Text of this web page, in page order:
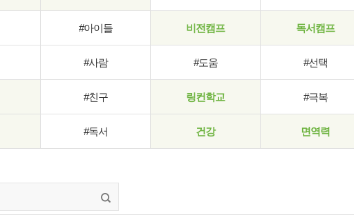
#아이들 비전캠프 독서캠프
#사람 #도움 #선택
#친구 링컨학교 #극복
#독서 건강 면역력